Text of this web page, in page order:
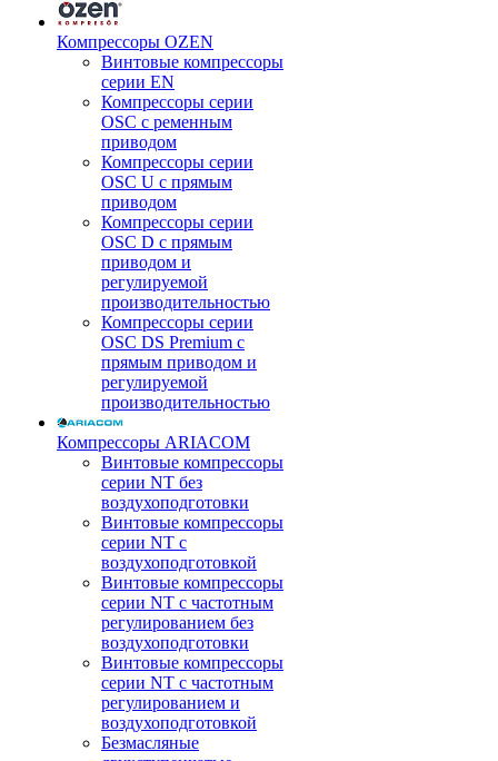
Компрессоры OZEN
Винтовые компрессоры
серии EN
Компрессоры серии
OSC с ременным
приводом
Компрессоры серии
OSC U с прямым
приводом
Компрессоры серии
OSC D с прямым
приводом и
регулируемой
производительностью
Компрессоры серии
OSC DS Premium с
прямым приводом и
регулируемой
производительностью
Компрессоры ARIACOM
Винтовые компрессоры
серии NT без
воздухоподготовки
Винтовые компрессоры
серии NT c
воздухоподготовкой
Винтовые компрессоры
серии NT с частотным
регулированием без
воздухоподготовки
Винтовые компрессоры
серии NT с частотным
регулированием и
воздухоподготовкой
Безмасляные